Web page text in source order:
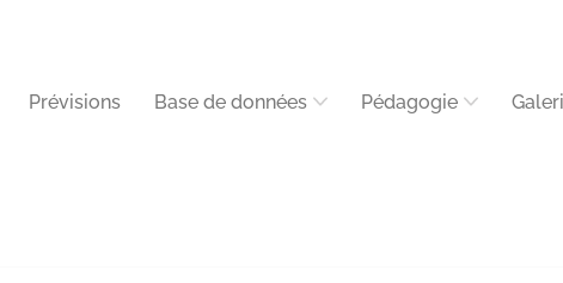
Prévisions Base de données Pédagogie